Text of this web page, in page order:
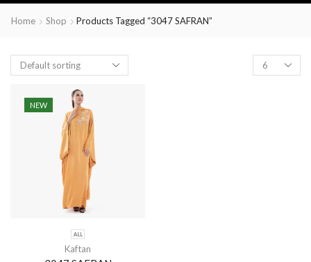
Home Shop Products Tagged “3047 SAFRAN”
NEW
ALL
Kaftan